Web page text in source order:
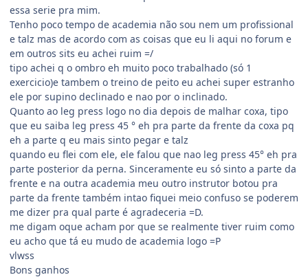
essa serie pra mim.
Tenho poco tempo de academia não sou nem um profissional
e talz mas de acordo com as coisas que eu li aqui no forum e
em outros sits eu achei ruim =/
tipo achei q o ombro eh muito poco trabalhado (só 1
exercicio)e tambem o treino de peito eu achei super estranho
ele por supino declinado e nao por o inclinado.
Quanto ao leg press logo no dia depois de malhar coxa, tipo
que eu saiba leg press 45 ° eh pra parte da frente da coxa pq
eh a parte q eu mais sinto pegar e talz
quando eu flei com ele, ele falou que nao leg press 45° eh pra
parte posterior da perna. Sinceramente eu só sinto a parte da
frente e na outra academia meu outro instrutor botou pra
parte da frente também intao fiquei meio confuso se poderem
me dizer pra qual parte é agradeceria =D.
me digam oque acham por que se realmente tiver ruim como
eu acho que tá eu mudo de academia logo =P
vlwss
Bons ganhos